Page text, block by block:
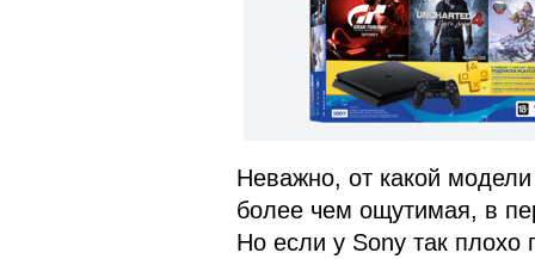
Неважно, от какой
более чем ощутимая, в
Но если у Sony так